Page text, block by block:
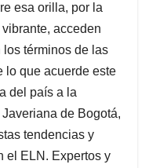
esa orilla, por la
acceden
términos de las
lo que acuerde este
del país a la
de Bogotá,
tendencias y
el ELN. Expertos y